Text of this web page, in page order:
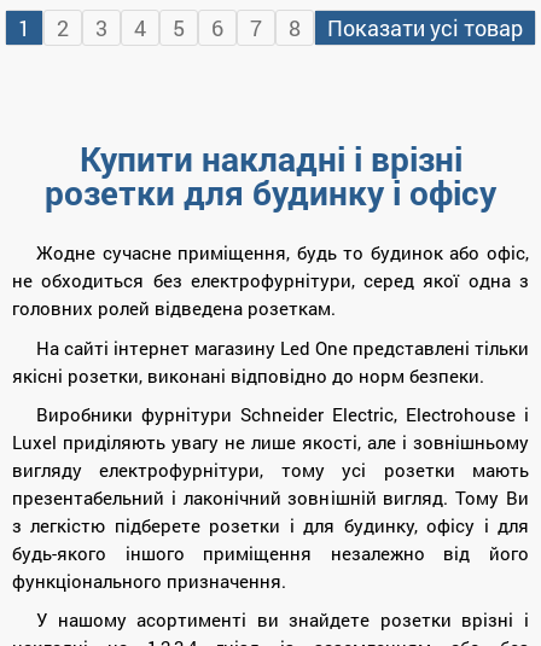
1 2 3 4 5 6 7 8 Показати усі товар
Купити накладні і врізні
розетки для будинку і офісу
Жодне сучасне приміщення, будь то будинок або офіс,
не обходиться без електрофурнітури, серед якої одна з
головних ролей відведена розеткам.
На сайті інтернет магазину Led One представлені тільки
якісні розетки, виконані відповідно до норм безпеки.
Виробники фурнітури Schneider Electric, Electrohouse і
Luxel приділяють увагу не лише якості, але і зовнішньому
вигляду електрофурнітури, тому усі розетки мають
презентабельний і лаконічний зовнішній вигляд. Тому Ви
з легкістю підберете розетки і для будинку, офісу і для
будь-якого іншого приміщення незалежно від його
функціонального призначення.
У нашому асортименті ви знайдете розетки врізні і